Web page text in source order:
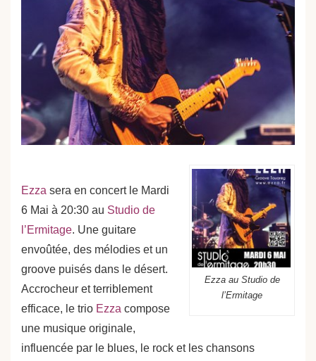
Ezza au Studio de
l’Ermitage
Ezza sera en concert le Mardi
6 Mai à 20:30 au Studio de
l’Ermitage. Une guitare
envoûtée, des mélodies et un
groove puisés dans le désert.
Accrocheur et terriblement
efficace, le trio Ezza compose
une musique originale,
influencée par le blues, le rock et les chansons